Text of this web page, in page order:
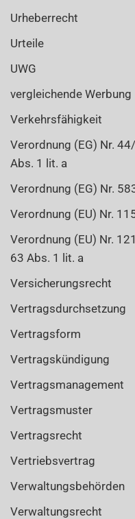
Urheberrecht
Urteile
UWG
vergleichende Werbung
Verkehrsfähigkeit
Verordnung (EG) Nr.
Abs. 1 lit. a
Verordnung (EG) Nr.
Verordnung (EU) Nr.
Verordnung (EU) Nr.
63 Abs. 1 lit. a
Versicherungsrecht
Vertragsdurchsetzung
Vertragsform
Vertragskündigung
Vertragsmanagement
Vertragsmuster
Vertragsrecht
Vertriebsvertrag
Verwaltungsbehörden
Verwaltungsrecht